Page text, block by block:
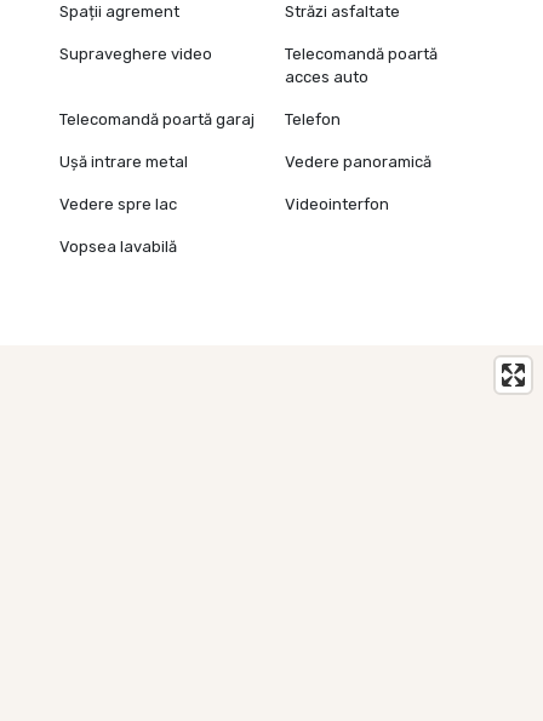
Spații agrement Străzi asfaltate
Supraveghere video
Telecomandă poartă
acces auto
Telecomandă poartă garaj Telefon
Ușă intrare metal Vedere panoramică
Vedere spre lac Videointerfon
Vopsea lavabilă